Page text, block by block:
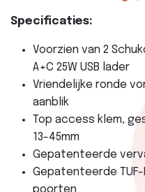
Specificaties:
Voorzien van 2
A+C 25W USB lader
Vriendelijke ronde
aanblik
Top access klem,
13-45mm
Gepatenteerde
Gepatenteerde TUF-